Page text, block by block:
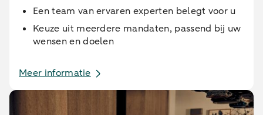
Een team van ervaren experten belegt voor u
Keuze uit meerdere mandaten, passend bij uw
wensen en doelen
Meer informatie